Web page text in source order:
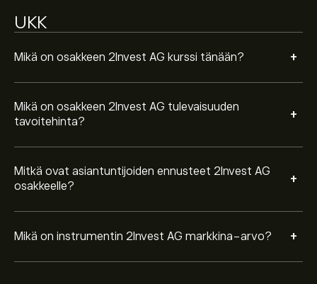
UKK
Mikä on osakkeen 2Invest AG kurssi tänään? +
Mikä on osakkeen 2Invest AG tulevaisuuden
tavoitehinta?
+
Mitkä ovat asiantuntijoiden ennusteet 2Invest AG
osakkeelle?
+
Mikä on instrumentin 2Invest AG markkina-arvo? +